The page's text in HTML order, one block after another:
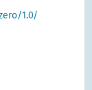
1.0/